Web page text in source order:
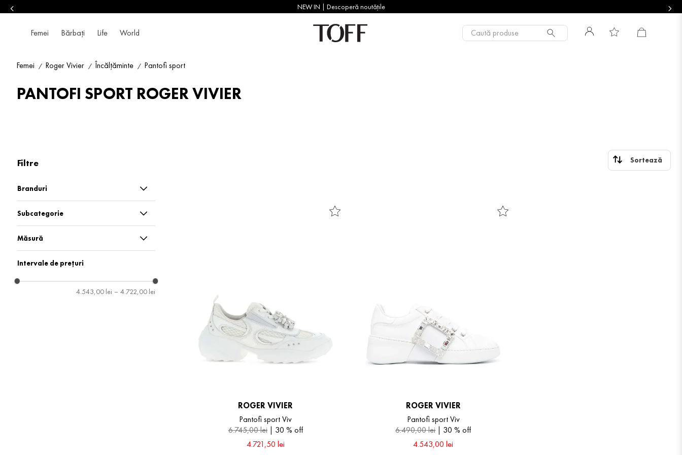
NEW IN | Descoperă noutățile
Femei Bărbați Life World Caută produse
Femei Roger Vivier Încălțăminte Pantofi sport
PANTOFI SPORT ROGER VIVIER
Filtre
Branduri
Roger Vivier
Subcategorie
Pantofi sport
Măsură
38
39
Intervale de prețuri
4.543,00 lei – 4.722,00 lei
ROGER VIVIER
Pantofi sport Viv
6.745,00lei 30 % off
4.721,50 lei
ROGER VIVIER
Pantofi sport Viv
6.490,00lei 30 % off
4.543,00 lei